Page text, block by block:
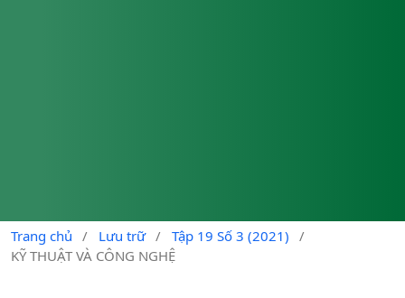
Trang chủ / Lưu trữ / Tập 19 Số 3 (2021)
/
KỸ THUẬT VÀ CÔNG NGHỆ